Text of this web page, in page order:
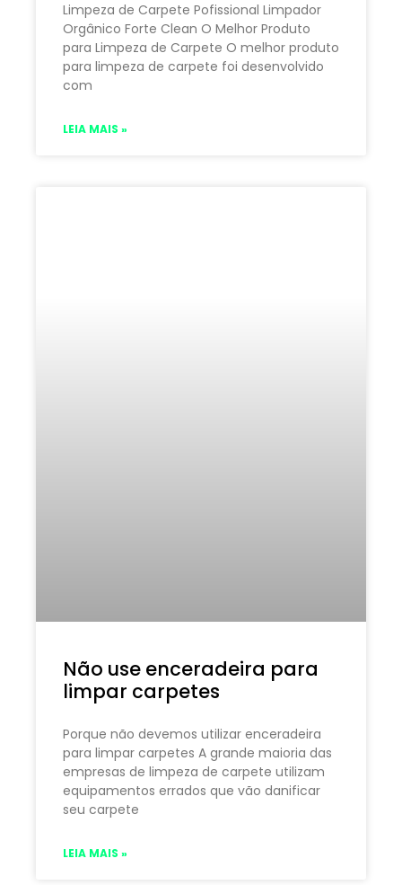
Limpeza de Carpete Pofissional Limpador
Orgânico Forte Clean O Melhor Produto
para Limpeza de Carpete O melhor produto
para limpeza de carpete foi desenvolvido
com
LEIA MAIS »
Não use enceradeira para
limpar carpetes
Porque não devemos utilizar enceradeira
para limpar carpetes A grande maioria das
empresas de limpeza de carpete utilizam
equipamentos errados que vão danificar
seu carpete
LEIA MAIS »